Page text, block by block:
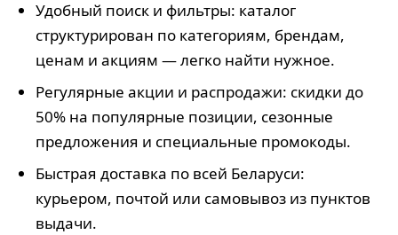
Удобный поиск и фильтры: каталог
структурирован по категориям, брендам,
ценам и акциям — легко найти нужное.
Регулярные акции и распродажи: скидки до
50% на популярные позиции, сезонные
предложения и специальные промокоды.
Быстрая доставка по всей Беларуси:
курьером, почтой или самовывоз из пунктов
выдачи.